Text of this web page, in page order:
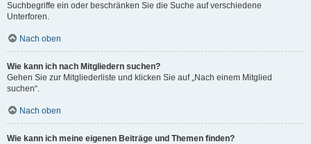
Suchbegriffe ein oder beschränken Sie die Suche auf verschiedene
Unterforen.
Nach oben
Wie kann ich nach Mitgliedern suchen?
Gehen Sie zur Mitgliederliste und klicken Sie auf „Nach einem Mitglied
suchen“.
Nach oben
Wie kann ich meine eigenen Beiträge und Themen finden?